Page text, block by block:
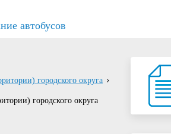
автобусов
городского округа
городского округа